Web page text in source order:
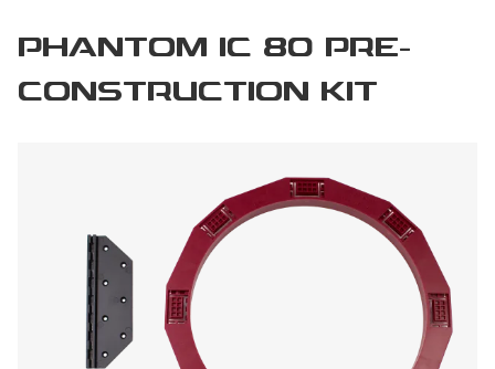
PHANTOM IC 80 PRE-
CONSTRUCTION KIT